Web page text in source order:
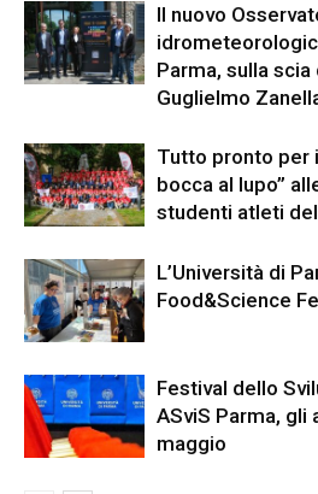
Il nuovo
Parma, sulla
Guglielmo
Tutto pronto per i
bocca al lupo”
studenti atleti del
L’Università di
Food&Science
Festival dello
ASviS Parma, gli
maggio